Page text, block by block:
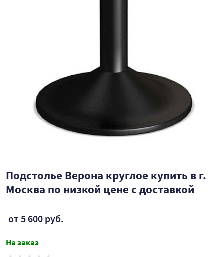
Подстолье Верона круглое купить в г.
Москва по низкой цене с доставкой
от 5 600 руб.
На заказ